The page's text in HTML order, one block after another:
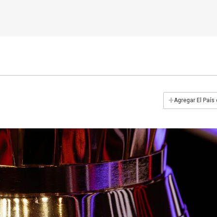
+Agregar El País